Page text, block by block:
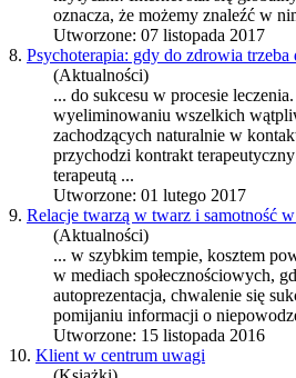
oznacza, że możemy znaleźć w
Utworzone: 07 listopada 2017
8. Psychoterapia: gdy do zdrowia trzeba
(Aktualności)
... do sukcesu w procesie
wyeliminowaniu wszelkich
zachodzących naturalnie w
przychodzi kontrakt
terapeutą ...
Utworzone: 01 lutego 2017
9. Relacje twarzą w twarz i samotność
(Aktualności)
... w szybkim tempie, kosztem
w mediach społecznościowych,
autoprezentacja, chwalenie się
pomijaniu informacji o
Utworzone: 15 listopada 2016
10. Klient w centrum uwagi